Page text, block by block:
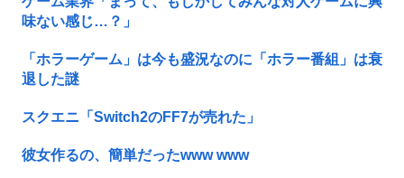
味ない感じ…？」
「ホラーゲーム」は今も盛況なのに「ホラー番組」は衰
退した謎
スクエニ「Switch2のFF7が売れた」
彼女作るの、簡単だったwww www